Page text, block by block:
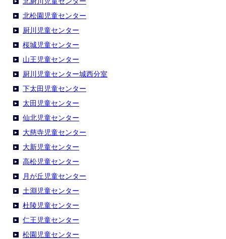
北松園児童センター
厨川児童センター
桜城児童センター
山王児童センター
厨川児童センター城西分室
下太田児童センター
太田児童センター
仙北児童センター
大慈寺児童センター
大新児童センター
高松児童センター
月が丘児童センター
土淵児童センター
杜陵児童センター
仁王児童センター
松園児童センター